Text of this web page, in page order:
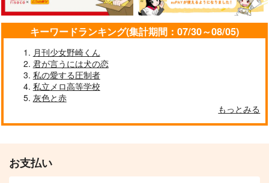
クロコダイルティアー
ズ
1,572円（税込）
サンプル
作品詳細
クロコダイルティアー
ズ
2,357円（税込）
クロコダイルティアー
ズ
1,572円（税込）
キーワードランキング(集計期間：07/30～08/05)
月刊少女野崎くん
君が言うには犬の恋
私の愛する圧制者
私立メロ高等学校
灰色と赤
もっとみる
お支払い